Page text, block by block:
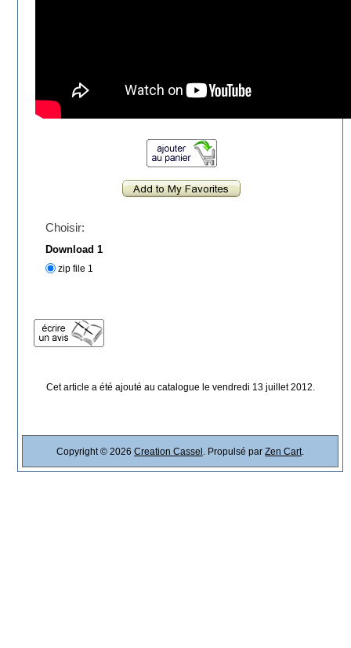
Choisir:
Download 1
zip file 1
Cet article a été ajouté au catalogue le vendredi 13 juillet 2012.
Copyright © 2026 Creation Cassel . Propulsé par Zen Cart.